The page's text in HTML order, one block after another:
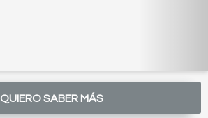
QUIERO SABER MÁS